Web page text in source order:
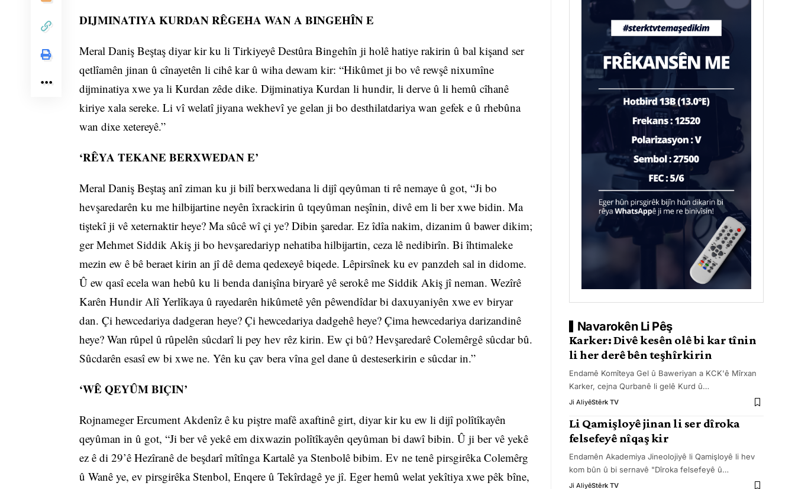
DIJMINATIYA KURDAN RÊGEHA WAN A BINGEHÎN E
Meral Daniş Beştaş diyar kir ku li Tirkiyeyê Destûra Bingehîn ji holê hatiye rakirin û bal kişand ser
qetlîamên jinan û cînayetên li cihê kar û wiha dewam kir: “Hikûmet ji bo vê rewşê nixumîne
dijminatiya xwe ya li Kurdan zêde dike. Dijminatiya Kurdan li hundir, li derve û li hemû cîhanê
kiriye xala sereke. Li vî welatî jiyana wekhevî ye gelan ji bo desthilatdariya wan gefek e û rhebûna
wan dixe xetereyê.”
‘RÊYA TEKANE BERXWEDAN E’
Meral Daniş Beştaş anî ziman ku ji bilî berxwedana li dijî qeyûman ti rê nemaye û got, “Ji bo
hevşaredarên ku me hilbijartine neyên îxrackirin û tqeyûman neşînin, divê em li ber xwe bidin. Ma
tiştekî ji vê xeternaktir heye? Ma sûcê wî çi ye? Dibin şaredar. Ez îdîa nakim, dizanim û bawer dikim;
ger Mehmet Siddik Akiş ji bo hevşaredariyp nehatiba hilbijartin, ceza lê nedibirîn. Bi îhtimaleke
mezin ew ê bê beraet kirin an jî dê dema qedexeyê biqede. Lêpirsînek ku ev panzdeh sal in didome.
Û ew qasî ecela wan hebû ku li benda danişîna biryarê yê serokê me Siddik Akiş jî neman. Wezîrê
Karên Hundir Alî Yerlîkaya û rayedarên hikûmetê yên pêwendîdar bi daxuyaniyên xwe ev biryar
dan. Çi hewcedariya dadgeran heye? Çi hewcedariya dadgehê heye? Çima hewcedariya darizandinê
heye? Wan rûpel û rûpelên sûcdarî li pey hev rêz kirin. Ew çi bû? Hevşaredarê Colemêrgê sûcdar bû.
Sûcdarên esasî ew bi xwe ne. Yên ku çav bera vîna gel dane û desteserkirin e sûcdar in.”
‘WÊ QEYÛM BIÇIN’
Rojnameger Ercument Akdenîz ê ku piştre mafê axaftinê girt, diyar kir ku ew li dijî polîtîkayên
qeyûman in û got, “Ji ber vê yekê em dixwazin polîtîkayên qeyûman bi dawî bibin. Û ji ber vê yekê
ez ê di 29’ê Hezîranê de beşdarî mîtînga Kartalê ya Stenbolê bibim. Ev ne tenê pirsgirêka Colemêrg
û Wanê ye, ev pirsgirêka Stenbol, Enqere û Tekîrdagê ye jî. Eger hemû welat yekîtiya xwe pêk bîne,
Navarokên Li Pêş
Karker: Divê kesên olê bi kar tînin
li her derê bên teşhîrkirin
Endamê Komîteya Gel û Baweriyan a KCK'ê Mîrxan
Karker, cejna Qurbanê li gelê Kurd û…
Ji AliyêStêrk TV
Li Qamişloyê jinan li ser dîroka
felsefeyê nîqaş kir
Endamên Akademiya Jineolojiyê li Qamişloyê li hev
kom bûn û bi sernavê "Dîroka felsefeyê û…
Ji AliyêStêrk TV